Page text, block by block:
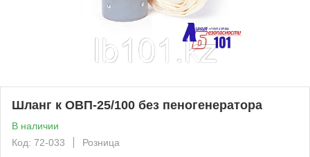
Шланг к ОВП-25/100 без пеногенератора
В наличии
Код: 72-033
Розница